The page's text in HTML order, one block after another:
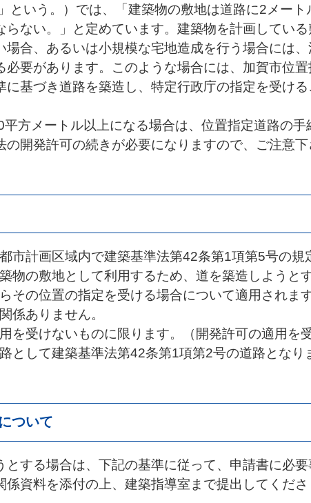
という。）では、「建築物の敷地は道路に2メート
らない。」と定めています。建築物を計画している
場合、あるいは小規模な宅地造成を行う場合には、
必要があります。このような場合には、加賀市位置
に基づき道路を築造し、特定行政庁の指定を受ける
方メートル以上になる場合は、位置指定道路の手
の開発許可の続きが必要になりますので、ご注意下
市計画区域内で建築基準法第42条第1項第5号の規
物の敷地として利用するため、道を築造しようと
その位置の指定を受ける場合について適用されます
係ありません。
を受けないものに限ります。（開発許可の適用を
として建築基準法第42条第1項第2号の道路となり
ついて
とする場合は、下記の基準に従って、申請書に必要
係資料を添付の上、建築指導室まで提出してくださ